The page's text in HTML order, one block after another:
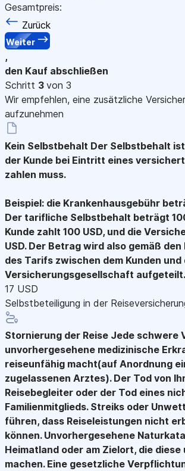
Gesamtpreis:
Zurück
Weiter
,
den Kauf abschließen
Schritt 3 von 3
Wir empfehlen, eine zusätzliche
aufzunehmen
Kein Selbstbehalt Der Selbstbehalt
der Kunde bei Eintritt eines
zahlen muss.
Beispiel: die Krankenhausgebühr
Der tarifliche Selbstbehalt beträgt
Kunde zahlt 100 USD, und die
USD. Der Betrag wird also gemäß
des Tarifs zwischen dem Kunden und
Versicherungsgesellschaft aufgeteilt.
17 USD
Selbstbeteiligung in der
Stornierung der Reise Jede schwere
unvorhergesehene medizinische
reiseunfähig macht(auf Anordnung
zugelassenen Arztes). Der Tod von
Reisebegleiter oder der Tod eines
Familienmitglieds. Streiks oder
führen, dass Reiseleistungen nicht
können. Unvorhergesehene
Heimatland oder am Zielort, die
machen. Eine gesetzliche